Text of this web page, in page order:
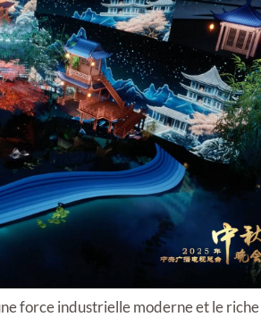
force industrielle moderne et le riche